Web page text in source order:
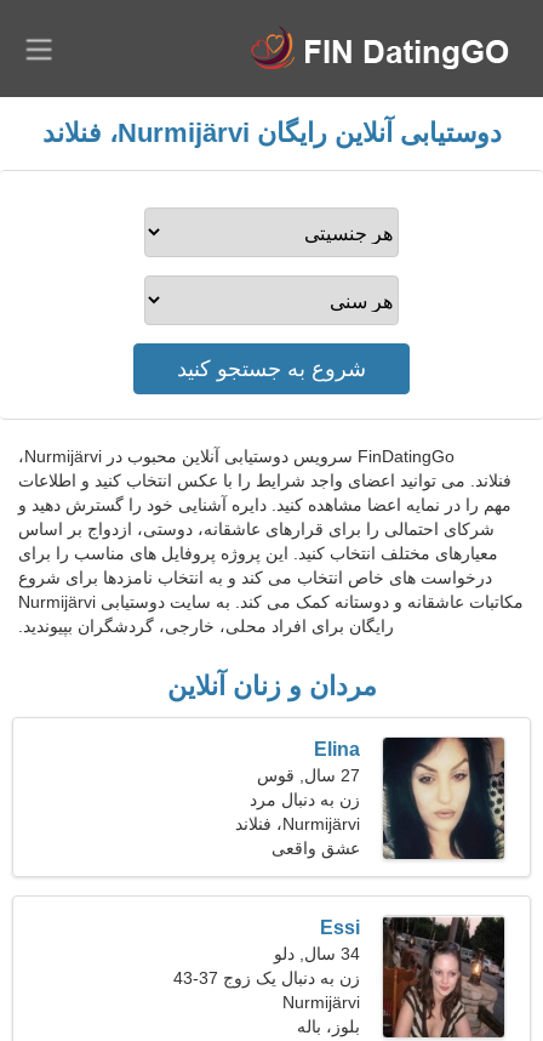
دوستیابی آنلاین رایگان Nurmijärvi، فنلاند
FinDatingGo سرویس دوستیابی آنلاین محبوب در Nurmijärvi،
فنلاند. می توانید اعضای واجد شرایط را با عکس انتخاب کنید و اطلاعات
مهم را در نمایه اعضا مشاهده کنید. دایره آشنایی خود را گسترش دهید و
شرکای احتمالی را برای قرارهای عاشقانه، دوستی، ازدواج بر اساس
معیارهای مختلف انتخاب کنید. این پروژه پروفایل های مناسب را برای
درخواست های خاص انتخاب می کند و به انتخاب نامزدها برای شروع
مکاتبات عاشقانه و دوستانه کمک می کند. به سایت دوستیابی Nurmijärvi
رایگان برای افراد محلی، خارجی، گردشگران بپیوندید.
مردان و زنان آنلاین
Elina
27 سال, قوس
زن به دنبال مرد
Nurmijärvi، فنلاند
عشق واقعی
Essi
34 سال, دلو
زن به دنبال یک زوج 37-43
Nurmijärvi
بلوز، باله